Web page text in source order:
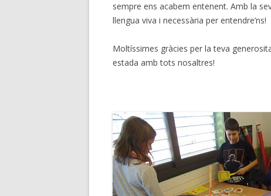
sempre ens acabem entenent. Amb la
llengua viva i necessària per entendre’ns!
Moltíssimes gràcies per la teva
estada amb tots nosaltres!